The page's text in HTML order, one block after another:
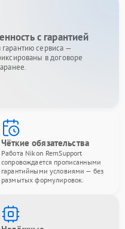
с гарантией
сервиса —
в договоре
Чёткие обязательства
Работа Nikon RemSupport
сопровождается прописанными
гарантийными условиями — без
размытых формулировок.